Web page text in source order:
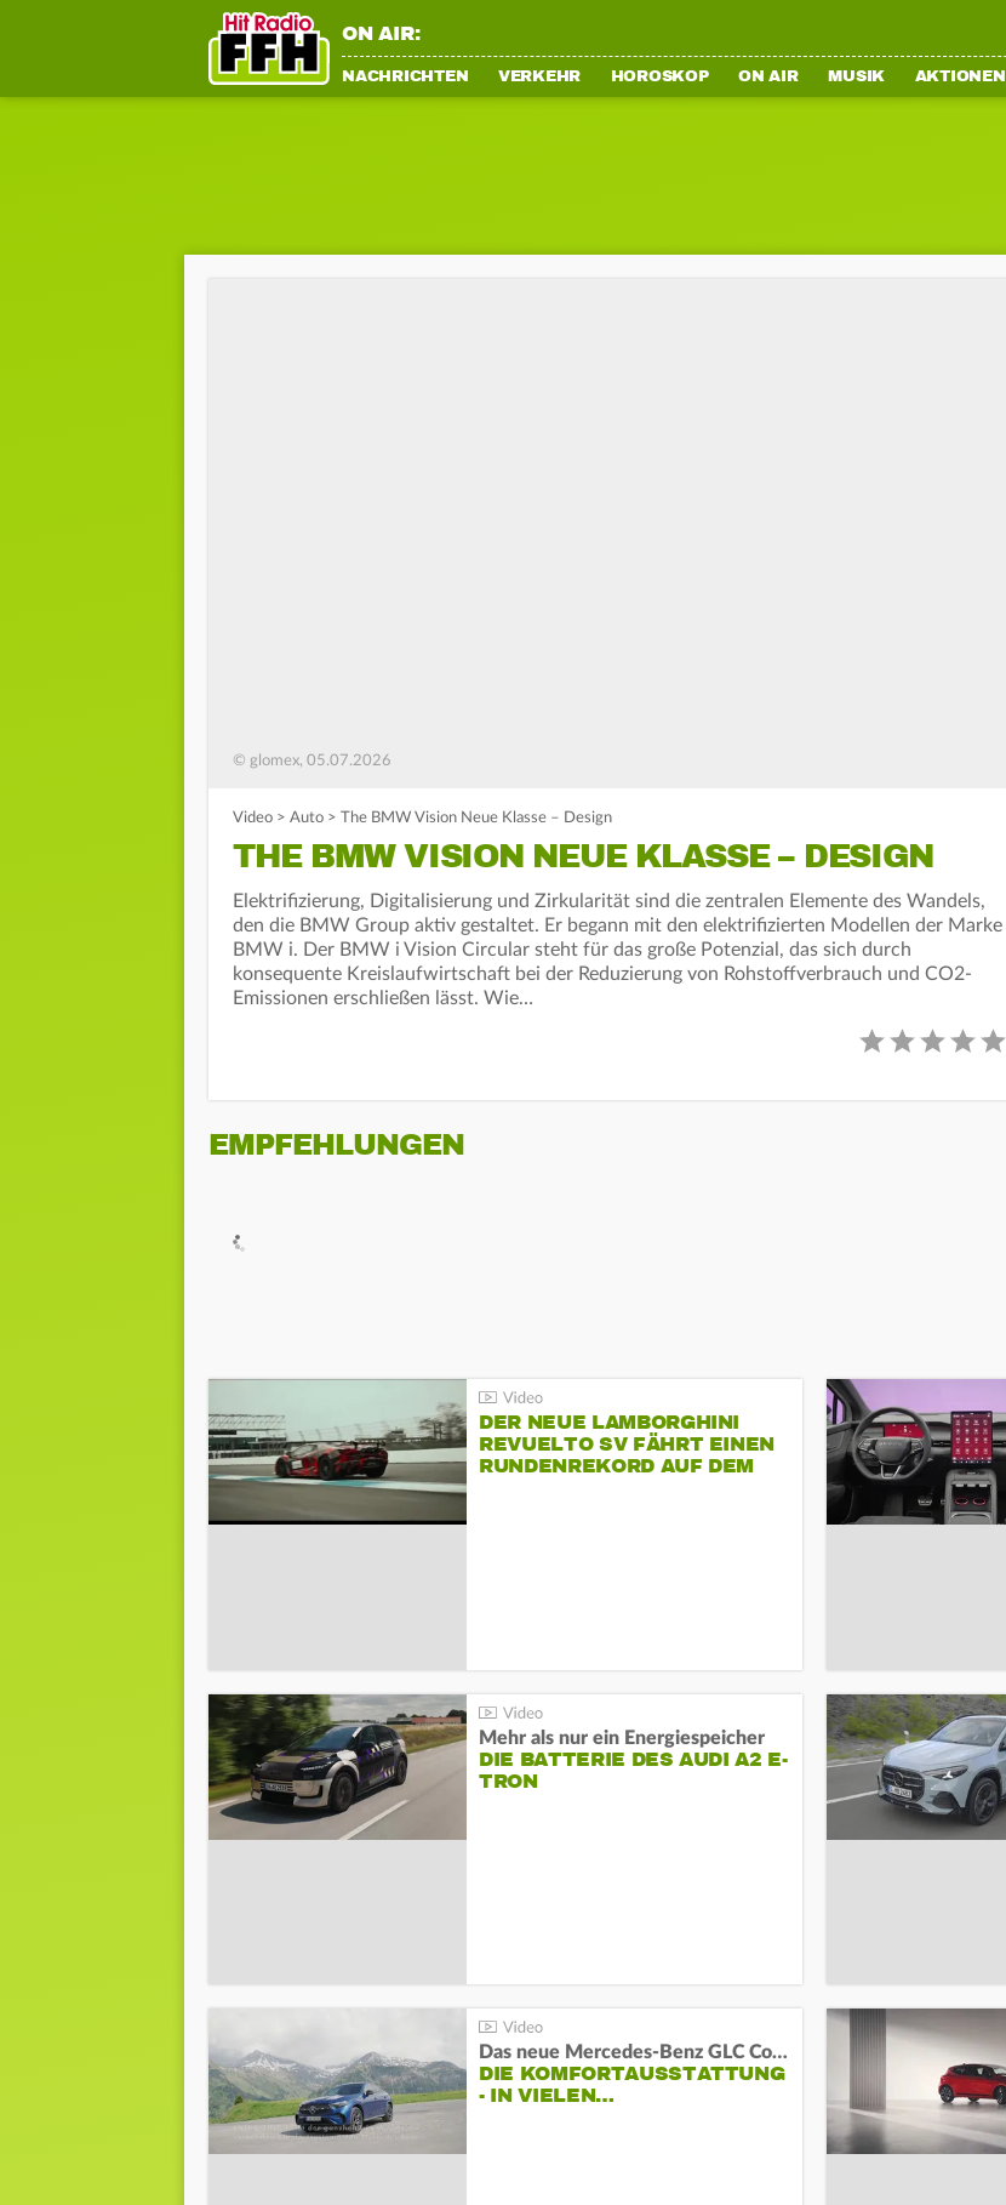
ON AIR:
NACHRICHTEN VERKEHR HOROSKOP ON AIR MUSIK AKTIONEN
© glomex, 05.07.2026
Video > Auto > The BMW Vision Neue Klasse – Design
THE BMW VISION NEUE KLASSE – DESIGN
Elektrifizierung, Digitalisierung und Zirkularität sind die zentralen Elemente des Wandels,
den die BMW Group aktiv gestaltet. Er begann mit den elektrifizierten Modellen der Marke
BMW i. Der BMW i Vision Circular steht für das große Potenzial, das sich durch
konsequente Kreislaufwirtschaft bei der Reduzierung von Rohstoffverbrauch und CO2-
Emissionen erschließen lässt. Wie…
EMPFEHLUNGEN
DER NEUE LAMBORGHINI
REVUELTO SV FÄHRT EINEN
RUNDENREKORD AUF DEM
Mehr als nur ein Energiespeicher
DIE BATTERIE DES AUDI A2 E-
TRON
Das neue Mercedes-Benz GLC Coupé
DIE KOMFORTAUSSTATTUNG
- IN VIELEN…